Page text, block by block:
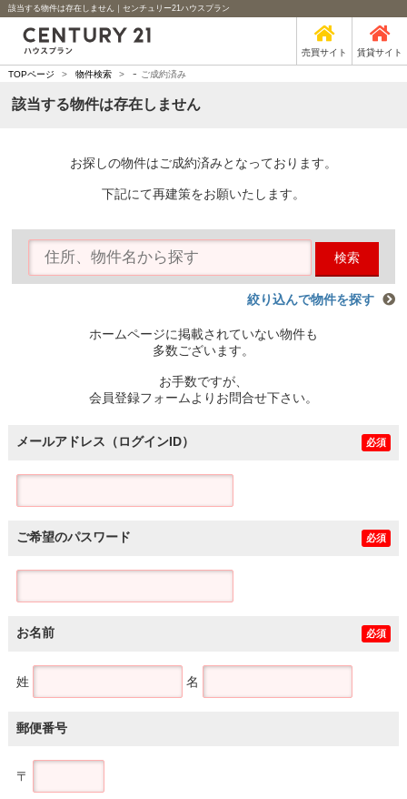
該当する物件は存在しません｜センチュリー21ハウスプラン
売買サイト 賃貸サイト
TOPページ > 物件検索 > - ご成約済み
該当する物件は存在しません
お探しの物件はご成約済みとなっております。
下記にて再建策をお願いたします。
検索
絞り込んで物件を探す
ホームページに掲載されていない物件も
多数ございます。
お手数ですが、
会員登録フォームよりお問合せ下さい。
メールアドレス（ログインID） 必須
ご希望のパスワード 必須
お名前 必須
姓 名
郵便番号
〒